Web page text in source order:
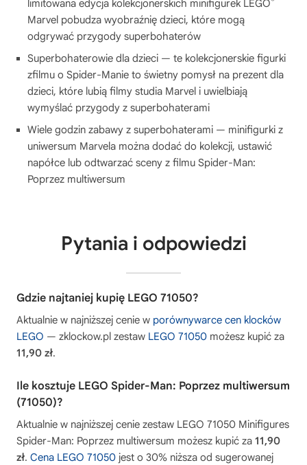
limitowana edycja kolekcjonerskich minifigurek LEGO
Marvel pobudza wyobraźnię dzieci, które mogą
odgrywać przygody superbohaterów
Superbohaterowie dla dzieci — te kolekcjonerskie figurki
zfilmu o Spider-Manie to świetny pomysł na prezent dla
dzieci, które lubią filmy studia Marvel i uwielbiają
wymyślać przygody z superbohaterami
Wiele godzin zabawy z superbohaterami — minifigurki z
uniwersum Marvela można dodać do kolekcji, ustawić
napółce lub odtwarzać sceny z filmu Spider-Man:
Poprzez multiwersum
Pytania i odpowiedzi
Gdzie najtaniej kupię LEGO 71050?
Aktualnie w najniższej cenie w porównywarce cen klocków
LEGO — zklockow.pl zestaw LEGO 71050 możesz kupić za
11,90 zł.
Ile kosztuje LEGO Spider-Man: Poprzez multiwersum
(71050)?
Aktualnie w najniższej cenie zestaw LEGO 71050 Minifigures
Spider-Man: Poprzez multiwersum możesz kupić za 11,90
zł. Cena LEGO 71050 jest o 30% niższa od sugerowanej